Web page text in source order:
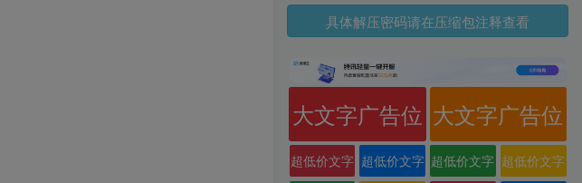
具体解压密码请在压缩包注释查看
大文字广告位 大文字广告位
超低价文字 超低价文字 超低价文字 超低价文字